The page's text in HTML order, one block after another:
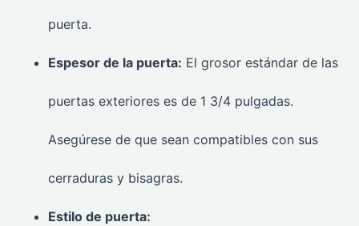
puerta.
Espesor de la puerta: El grosor estándar de las
puertas exteriores es de 1 3/4 pulgadas.
Asegúrese de que sean compatibles con sus
cerraduras y bisagras.
Estilo de puerta: